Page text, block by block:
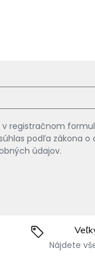
registračnom
podľa zákona
údajov.
Nájdete